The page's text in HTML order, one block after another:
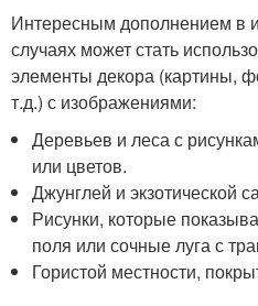
Интересным дополнением в
случаях может стать
элементы декора (картины,
т.д.) с изображениями:
Деревьев и леса с
или цветов.
Джунглей и экзотической
Рисунки, которые
поля или сочные луга с
Гористой местности,